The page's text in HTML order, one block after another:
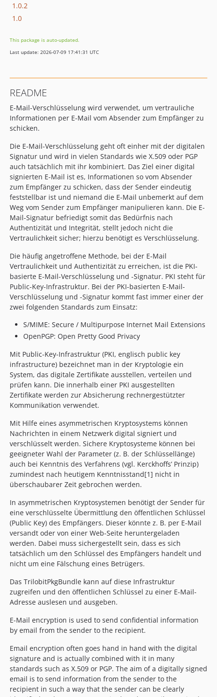
1.0.2
1.0
This package is auto-updated.
Last update: 2026-07-09 17:41:31 UTC
README
E-Mail-Verschlüsselung wird verwendet, um vertrauliche
Informationen per E-Mail vom Absender zum Empfänger zu
schicken.
Die E-Mail-Verschlüsselung geht oft einher mit der digitalen
Signatur und wird in vielen Standards wie X.509 oder PGP
auch tatsächlich mit ihr kombiniert. Das Ziel einer digital
signierten E-Mail ist es, Informationen so vom Absender
zum Empfänger zu schicken, dass der Sender eindeutig
feststellbar ist und niemand die E-Mail unbemerkt auf dem
Weg vom Sender zum Empfänger manipulieren kann. Die E-
Mail-Signatur befriedigt somit das Bedürfnis nach
Authentizität und Integrität, stellt jedoch nicht die
Vertraulichkeit sicher; hierzu benötigt es Verschlüsselung.
Die häufig angetroffene Methode, bei der E-Mail
Vertraulichkeit und Authentizität zu erreichen, ist die PKI-
basierte E-Mail-Verschlüsselung und -Signatur. PKI steht für
Public-Key-Infrastruktur. Bei der PKI-basierten E-Mail-
Verschlüsselung und -Signatur kommt fast immer einer der
zwei folgenden Standards zum Einsatz:
S/MIME: Secure / Multipurpose Internet Mail Extensions
OpenPGP: Open Pretty Good Privacy
Mit Public-Key-Infrastruktur (PKI, englisch public key
infrastructure) bezeichnet man in der Kryptologie ein
System, das digitale Zertifikate ausstellen, verteilen und
prüfen kann. Die innerhalb einer PKI ausgestellten
Zertifikate werden zur Absicherung rechnergestützter
Kommunikation verwendet.
Mit Hilfe eines asymmetrischen Kryptosystems können
Nachrichten in einem Netzwerk digital signiert und
verschlüsselt werden. Sichere Kryptosysteme können bei
geeigneter Wahl der Parameter (z. B. der Schlüssellänge)
auch bei Kenntnis des Verfahrens (vgl. Kerckhoffs’ Prinzip)
zumindest nach heutigem Kenntnisstand[1] nicht in
überschaubarer Zeit gebrochen werden.
In asymmetrischen Kryptosystemen benötigt der Sender für
eine verschlüsselte Übermittlung den öffentlichen Schlüssel
(Public Key) des Empfängers. Dieser könnte z. B. per E-Mail
versandt oder von einer Web-Seite heruntergeladen
werden. Dabei muss sichergestellt sein, dass es sich
tatsächlich um den Schlüssel des Empfängers handelt und
nicht um eine Fälschung eines Betrügers.
Das TrilobitPkgBundle kann auf diese Infrastruktur
zugreifen und den öffentlichen Schlüssel zu einer E-Mail-
Adresse auslesen und ausgeben.
E-Mail encryption is used to send confidential information
by email from the sender to the recipient.
Email encryption often goes hand in hand with the digital
signature and is actually combined with it in many
standards such as X.509 or PGP. The aim of a digitally signed
email is to send information from the sender to the
recipient in such a way that the sender can be clearly